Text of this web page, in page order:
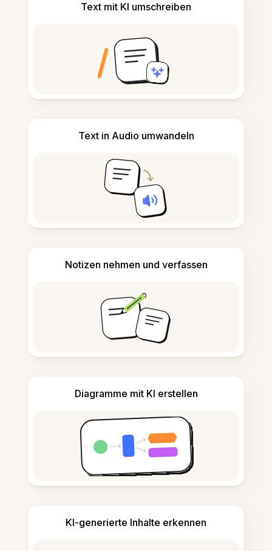
Text mit KI umschreiben
Text in Audio umwandeln
Notizen nehmen und verfassen
Diagramme mit KI erstellen
KI-generierte Inhalte erkennen